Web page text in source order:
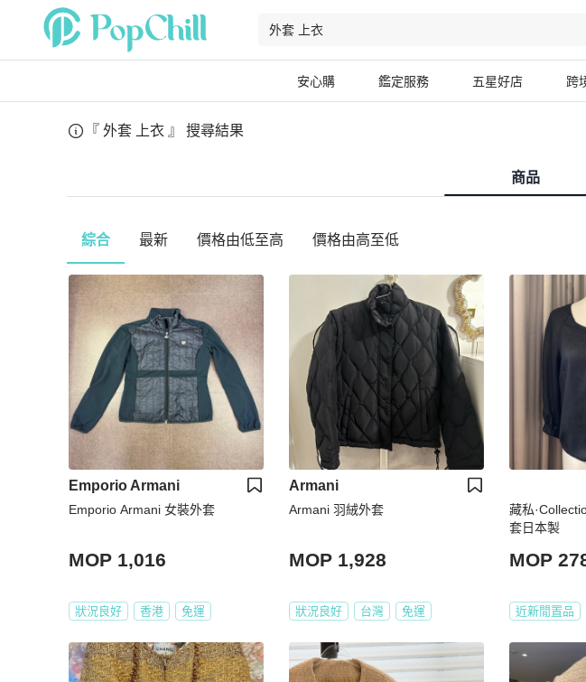
安心購 鑑定服務 五星好店 跨
『 外套 上衣 』 搜尋結果
商品
綜合 最新 價格由低至高 價格由高至低
Emporio Armani
Emporio Armani 女裝外套
MOP 1,016
狀況良好 香港 免運
Armani
Armani 羽絨外套
MOP 1,928
狀況良好 台灣 免運
藏私
套日本製
MOP
近新閒置品